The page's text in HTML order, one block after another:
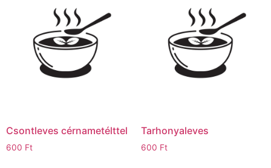
Csontleves cérnametélttel
600 Ft
Tarhonyaleves
600 Ft